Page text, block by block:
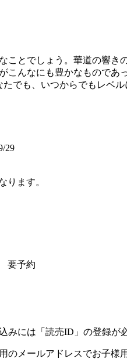
とでしょう。華道の響
んなにも豊かなもので
でも、いつからでもレベル
29
ります。
要予約
みには「読売ID」の登録が
メールアドレスでお子様